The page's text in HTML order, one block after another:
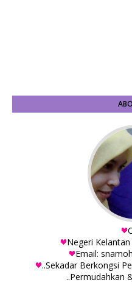
Negeri
Email:
..Sekadar Berkongsi
..Permudahkan